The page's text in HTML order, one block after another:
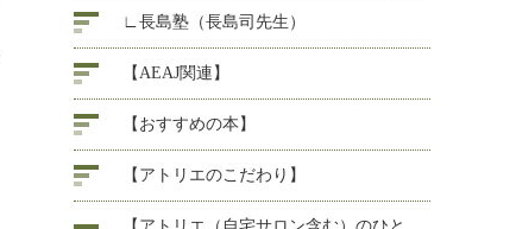
∟長島塾（長島司先生）
【AEAJ関連】
【おすすめの本】
【アトリエのこだわり】